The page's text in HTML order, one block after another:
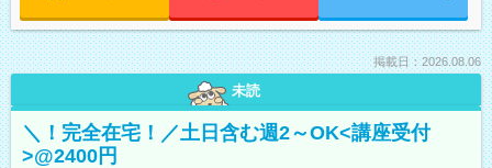
掲載日：2026.08.06
未読
＼！完全在宅！／土日含む週2～OK<講座受付
>@2400円